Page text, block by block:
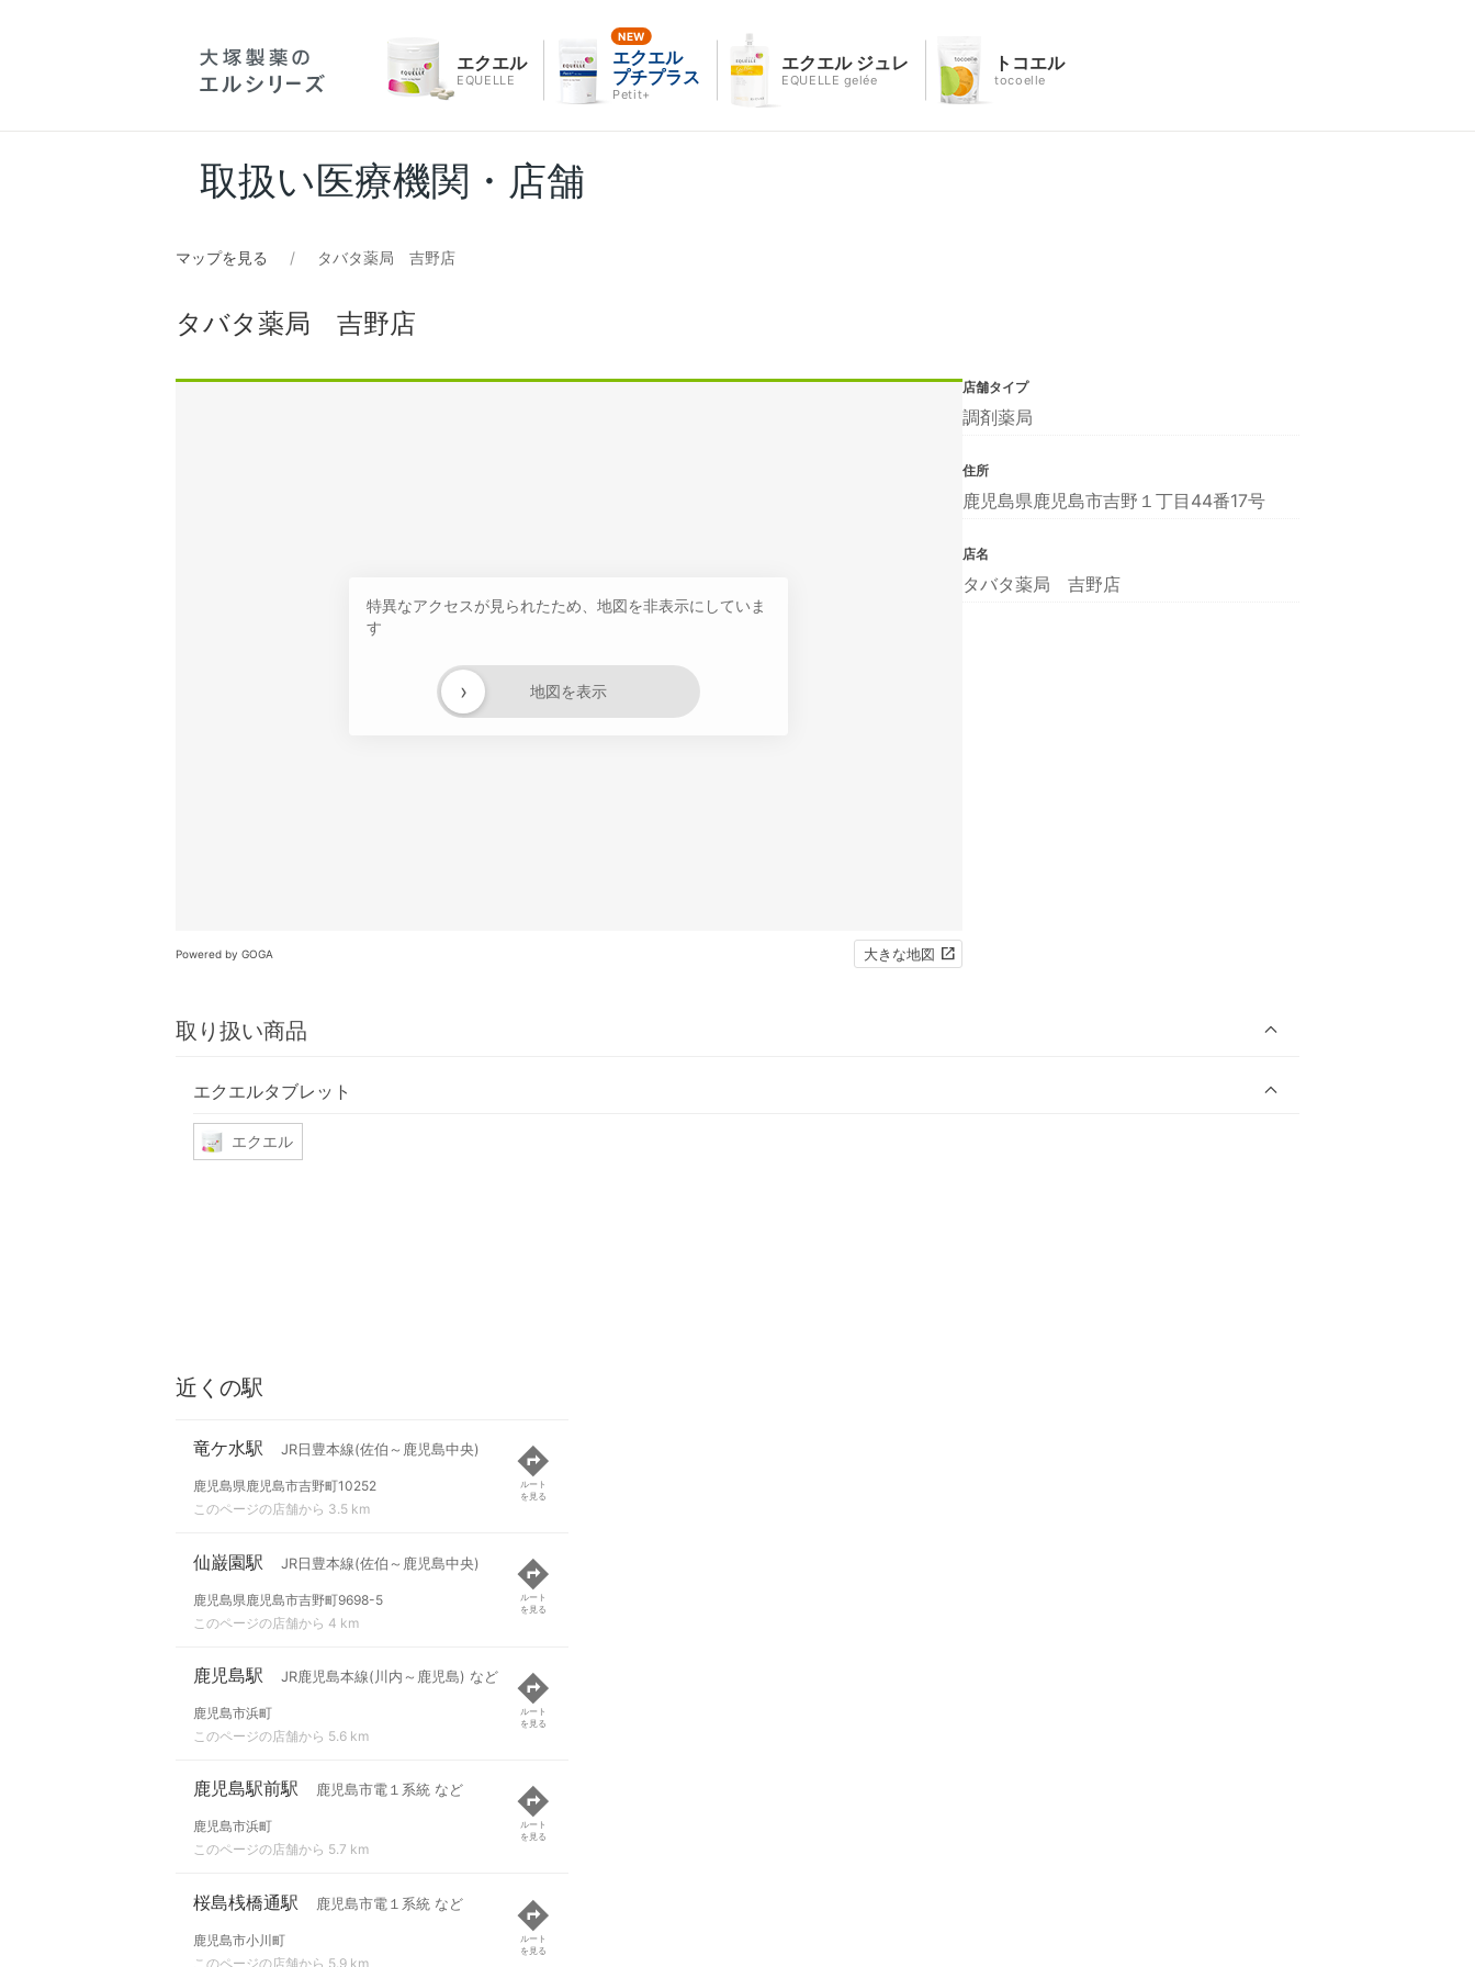
エクエル
EQUELLE
エクエル
プチプラス
Petit+
エクエル ジュレ
EQUELLE gelée
トコエル
tocoelle
取扱い医療機関・店舗
マップを見る タバタ薬局 吉野店
タバタ薬局 吉野店
特異なアクセスが見られたため、地図を非表示にしていま
す
地図を表示
›
Powered by GOGA 大きな地図
取り扱い商品
エクエルタブレット
エクエル
店舗タイプ
調剤薬局
住所
鹿児島県鹿児島市吉野１丁目44番17号
店名
タバタ薬局 吉野店
近くの駅
竜ケ水駅 JR日豊本線(佐伯～鹿児島中央)
鹿児島県鹿児島市吉野町10252
このページの店舗から 3.5 km
ルート
を見る
仙巌園駅 JR日豊本線(佐伯～鹿児島中央)
鹿児島県鹿児島市吉野町9698-5
このページの店舗から 4 km
ルート
を見る
鹿児島駅 JR鹿児島本線(川内～鹿児島) など
鹿児島市浜町
このページの店舗から 5.6 km
ルート
を見る
鹿児島駅前駅 鹿児島市電１系統 など
鹿児島市浜町
このページの店舗から 5.7 km
ルート
を見る
桜島桟橋通駅 鹿児島市電１系統 など
鹿児島市小川町
このページの店舗から 5.9 km
ルート
を見る